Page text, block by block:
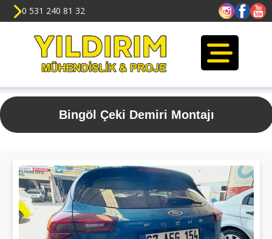
0 531 240 81 32
Bingöl Çeki Demiri Montajı